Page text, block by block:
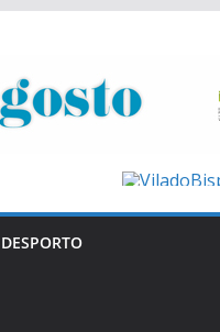
DESPORTO